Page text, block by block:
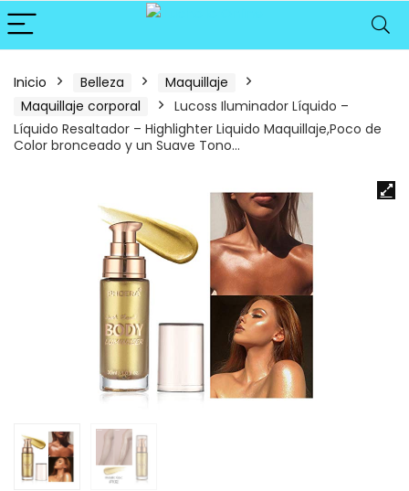
Inicio Belleza
Maquillaje
Maquillaje corporal
Lucoss Iluminador Líquido –
Líquido Resaltador – Highlighter Liquido Maquillaje,Poco de
Color bronceado y un Suave Tono…